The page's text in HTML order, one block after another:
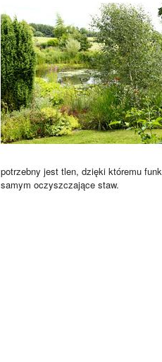
potrzebny jest tlen, dzięki któremu
samym oczyszczające staw.